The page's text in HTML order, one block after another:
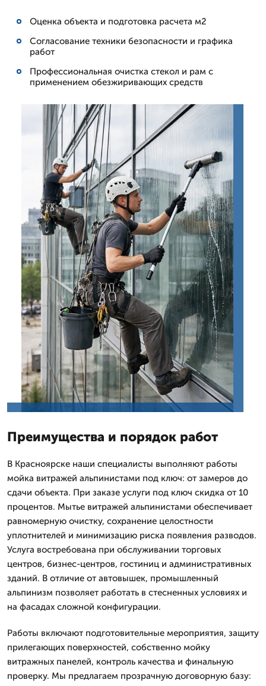
Оценка объекта и подготовка расчета м2
Согласование техники безопасности и графика
работ
Профессиональная очистка стекол и рам с
применением обезжиривающих средств
Преимущества и порядок работ
В Красноярске наши специалисты выполняют работы
мойка витражей альпинистами под ключ: от замеров до
сдачи объекта. При заказе услуги под ключ скидка от 10
процентов. Мытье витражей альпинистами обеспечивает
равномерную очистку, сохранение целостности
уплотнителей и минимизацию риска появления разводов.
Услуга востребована при обслуживании торговых
центров, бизнес-центров, гостиниц и административных
зданий. В отличие от автовышек, промышленный
альпинизм позволяет работать в стесненных условиях и
на фасадах сложной конфигурации.
Работы включают подготовительные мероприятия, защиту
прилегающих поверхностей, собственно мойку
витражных панелей, контроль качества и финальную
проверку. Мы предлагаем прозрачную договорную базу: